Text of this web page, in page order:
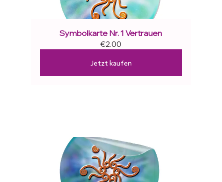
Symbolkarte Nr. 1 Vertrauen
€2.00
Jetzt kaufen